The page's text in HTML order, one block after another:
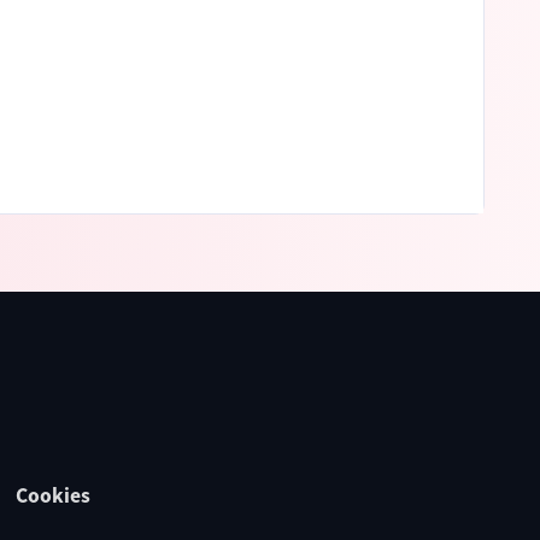
Cookies